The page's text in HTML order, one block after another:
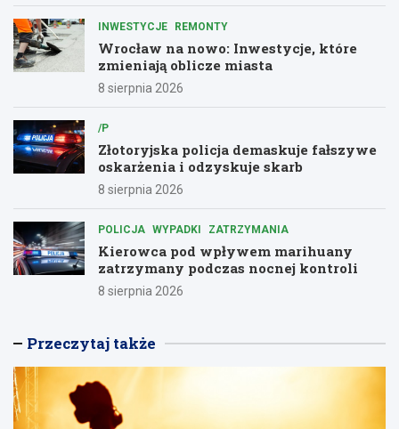
INWESTYCJE REMONTY
Wrocław na nowo: Inwestycje, które
zmieniają oblicze miasta
8 sierpnia 2026
/P
Złotoryjska policja demaskuje fałszywe
oskarżenia i odzyskuje skarb
8 sierpnia 2026
POLICJA WYPADKI ZATRZYMANIA
Kierowca pod wpływem marihuany
zatrzymany podczas nocnej kontroli
8 sierpnia 2026
Przeczytaj także